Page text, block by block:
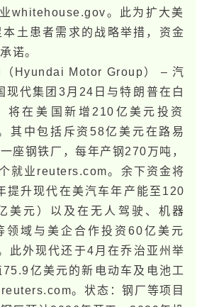
​whitehouse.g​o​v。此为扩大美​
本土患者需求的战略举措，资金
诺。
（Hyundai Motor Group） – 汽
现代集团3月24日与特​朗​普在白
将在美​国新增210亿美元投资​
其中包括斥资58亿美元在路易
座钢铁厂，每年产钢270万吨，
就业​reuters.com。余下资金将
提升现代在美汽车年产能至120
美元）以及在无人驾驶、机器
领域与美企合作投资60亿美元​
此外现代还于4月在乔治亚州举
亿美元的新电动车及电池工
。状态：钢厂等项目